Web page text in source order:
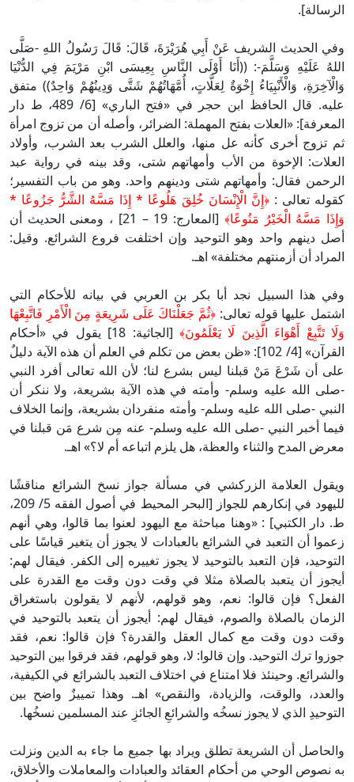
الرسالة].
وفي الحديث الشريف عَنْ أَبِي هُرَيْرَةَ، قَالَ: قَالَ رَسُولُ اللهِ -صَلَّى
اللهُ عَلَيْهِ وَسَلَّمَ-: ((أَنَا أَوْلَى النَّاسِ بِعِيسَى ابْنِ مَرْيَمَ فِي الدُّنْيَا
وَالْآخِرَةِ، وَالْأَنْبِيَاءُ إِخْوَةٌ لِعَلَّاتٍ، أُمَّهَاتُهُمْ شَتَّى وَدِينُهُمْ وَاحِدٌ)) متفق
عليه. قال الحافظ ابن حجر في «فتح الباري» [6/ 489، ط دار
المعرفة]: «العلات بفتح المهملة: الضرائر، وأصله أن من تزوج امرأة
ثم تزوج أخرى كأنه عل منها، والعلل الشرب بعد الشرب، وأولاد
العلات: الإخوة من الأب وأمهاتهم شتى، وقد بينه في رواية عبد
الرحمن فقال: وأمهاتهم شتى ودينهم واحد. وهو من باب التفسير؛
كقوله تعالى :﴿إِنَّ الْإِنْسَانَ خُلِقَ هَلُوعًا * إِذَا مَسَّهُ الشَّرُّ جَزُوعًا *
وَإِذَا مَسَّهُ الْخَيْرُ مَنُوعًا﴾
[المعارج: 19 – 21] ، ومعنى الحديث أن
أصل دينهم واحد وهو التوحيد وإن اختلفت فروع الشرائع. وقيل:
المراد أن أزمنتهم مختلفة» اهـ.
وفي هذا السبيل نجد أبا بكر بن العربي في بيانه للأحكام التي
اشتمل عليها قوله تعالى: ﴿ثُمَّ جَعَلْنَاكَ عَلَى شَرِيعَةٍ مِنَ الْأَمْرِ فَاتَّبِعْهَا
وَلَا تَتَّبِعْ أَهْوَاءَ الَّذِينَ لَا يَعْلَمُونَ﴾
[الجاثية: 18] يقول في «أحكام
القرآن» [4/ 102]: «ظن بعض من تكلم في العلم أن هذه الآية دليلٌ
على أن شَرْعَ مَنْ قبلنا ليس بشرع لنا؛ لأن الله تعالى أفرد النبي
-صلى الله عليه وسلم- وأمته في هذه الآية بشريعة، ولا ننكر أن
النبي -صلى الله عليه وسلم- وأمته منفردان بشريعة، وإنما الخلاف
فيما أخبر النبي -صلى الله عليه وسلم- عنه مِن شرع مَن قبلنا في
معرض المدح والثناء والعظة، هل يلزم اتباعه أم لا؟» اهـ.
ويقول العلامة الزركشي في مسألة جواز نسخ الشرائع مناقشًا
لليهود في إنكارهم للجواز [البحر المحيط في أصول الفقه 5/ 209،
ط. دار الكتبي] : «وهنا مباحثة مع اليهود لعنوا بما قالوا، وهي أنهم
زعموا أن التعبد في الشرائع بالعبادات لا يجوز أن يتغير قياسًا على
التوحيد، فإن التعبد بالتوحيد لا يجوز تغييره إلى الكفر. فيقال لهم:
أيجوز أن يتعبد بالصلاة مثلا في وقت دون وقت مع القدرة على
الفعل؟ فإن قالوا: نعم، وهو قولهم، لأنهم لا يقولون باستغراق
الزمان بالصلاة والصوم، فيقال لهم: أيجوز أن يتعبد بالتوحيد في
وقت دون وقت مع كمال العقل والقدرة؟ فإن قالوا: نعم، فقد
جوزوا ترك التوحيد. وإن قالوا: لا، وهو قولهم، فقد فرقوا بين التوحيد
والشرائع. وحينئذ فلا امتناع في اختلاف التعبد بالشرائع في الكيفية،
والعدد، والوقت، والزيادة، والنقص» اهـ. وهذا تمييزٌ واضح بين
التوحيدِ الذي لا يجوز نسخُه والشرائعِ الجائزِ عند المسلمين نسخُها.
والحاصل أن الشريعة تطلق ويراد بها جميع ما جاء به الدين ونزلت
به نصوص الوحي من أحكام العقائد والعبادات والمعاملات والأخلاق،